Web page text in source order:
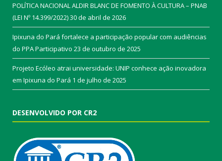
POLÍTICA NACIONAL ALDIR BLANC DE FOMENTO À CULTURA – PNAB
(LEI Nº 14.399/2022)30 de abril de 2026
Ipixuna do Pará fortalece a participação popular com audiências
do PPA Participativo 23 de outubro de 2025
Projeto Ecóleo atrai universidade: UNIP conhece ação inovadora
em Ipixuna do Pará 1 de julho de 2025
DESENVOLVIDO POR CR2